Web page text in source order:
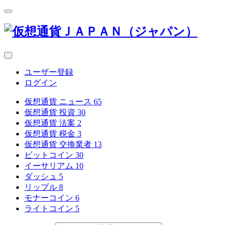
ユーザー登録
ログイン
仮想通貨 ニュース 65
仮想通貨 投資 30
仮想通貨 法案 2
仮想通貨 税金 3
仮想通貨 交換業者 13
ビットコイン 30
イーサリアム 10
ダッシュ 5
リップル 8
モナーコイン 6
ライトコイン 5